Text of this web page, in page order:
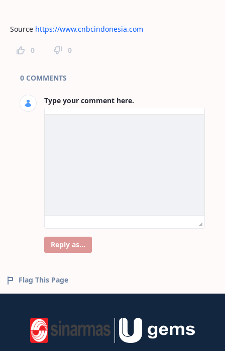
Source https://www.cnbcindonesia.com
0 0
Page Comments
0 COMMENTS
Type your comment here.
Reply as...
Flag This Page